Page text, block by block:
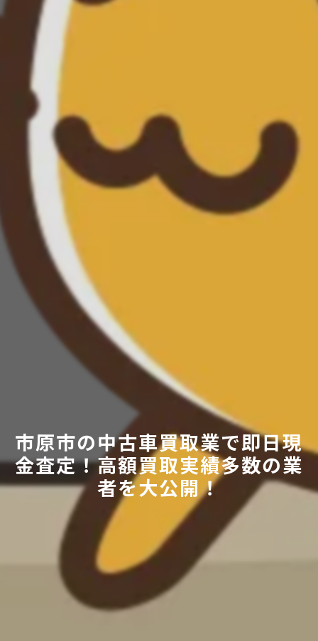
市原市の中古車買取業で即日現
金査定！高額買取実績多数の業
者を大公開！